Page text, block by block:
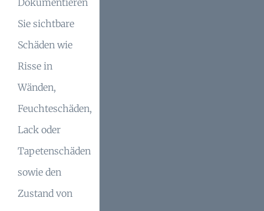
Dokumentieren
Sie sichtbare
Schäden wie
Risse in
Wänden,
Feuchteschäden,
Lack oder
Tapetenschäden
sowie den
Zustand von